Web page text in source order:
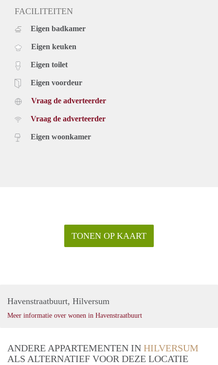
FACILITEITEN
Eigen badkamer
Eigen keuken
Eigen toilet
Eigen voordeur
Vraag de adverteerder
Vraag de adverteerder
Eigen woonkamer
TONEN OP KAART
Havenstraatbuurt, Hilversum
Meer informatie over wonen in Havenstraatbuurt
ANDERE APPARTEMENTEN IN HILVERSUM
ALS ALTERNATIEF VOOR DEZE LOCATIE